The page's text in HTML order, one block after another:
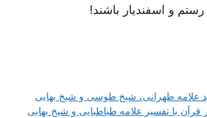
و اسفندیار باشند!
علامه طهرانی، شیخ طوسی و شیخ بهایی
با تفسیر علامه طباطبایی و شیخ بهایی